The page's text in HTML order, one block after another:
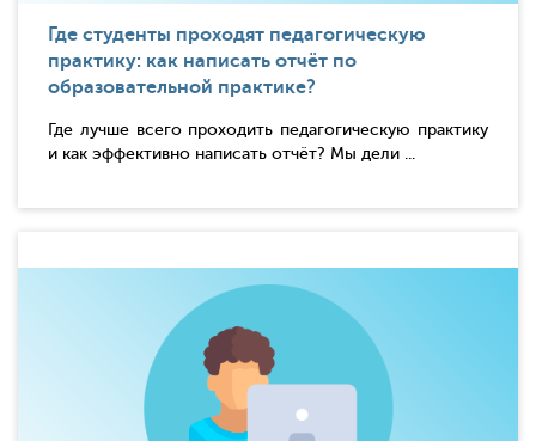
Где студенты проходят педагогическую
практику: как написать отчёт по
образовательной практике?
Где лучше всего проходить педагогическую практику
и как эффективно написать отчёт? Мы дели ...